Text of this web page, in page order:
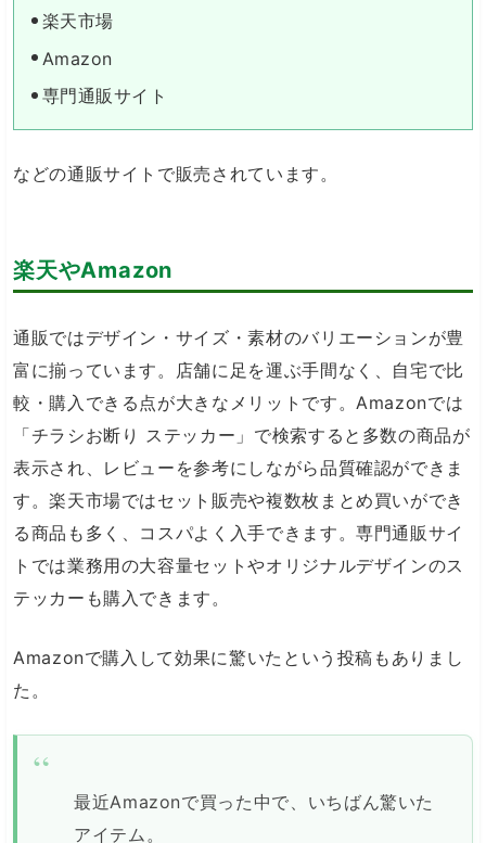
楽天市場
Amazon
専門通販サイト
などの通販サイトで販売されています。
楽天やAmazon
通販ではデザイン・サイズ・素材のバリエーションが豊
富に揃っています。店舗に足を運ぶ手間なく、自宅で比
較・購入できる点が大きなメリットです。Amazonでは
「チラシお断り ステッカー」で検索すると多数の商品が
表示され、レビューを参考にしながら品質確認ができま
す。楽天市場ではセット販売や複数枚まとめ買いができ
る商品も多く、コスパよく入手できます。専門通販サイ
トでは業務用の大容量セットやオリジナルデザインのス
テッカーも購入できます。
Amazonで購入して効果に驚いたという投稿もありまし
た。
最近Amazonで買った中で、いちばん驚いた
アイテム。